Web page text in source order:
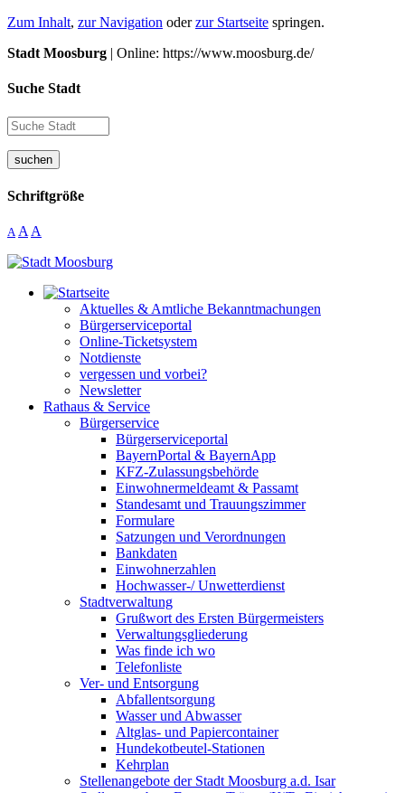
Zum Inhalt, zur Navigation oderzur Startseite springen.
Stadt Moosburg | Online: https://www.moosburg.de/
Suche Stadt
suchen
Schriftgröße
A A A
Aktuelles & Amtliche Bekanntmachungen
Bürgerserviceportal
Online-Ticketsystem
Notdienste
vergessen und vorbei?
Newsletter
Rathaus & Service
Bürgerservice
Bürgerserviceportal
BayernPortal & BayernApp
KFZ-Zulassungsbehörde
Einwohnermeldeamt & Passamt
Standesamt und Trauungszimmer
Formulare
Satzungen und Verordnungen
Bankdaten
Einwohnerzahlen
Hochwasser-/ Unwetterdienst
Stadtverwaltung
Grußwort des Ersten Bürgermeisters
Verwaltungsgliederung
Was finde ich wo
Telefonliste
Ver- und Entsorgung
Abfallentsorgung
Wasser und Abwasser
Altglas- und Papiercontainer
Hundekotbeutel-Stationen
Kehrplan
Stellenangebote der Stadt Moosburg a.d. Isar